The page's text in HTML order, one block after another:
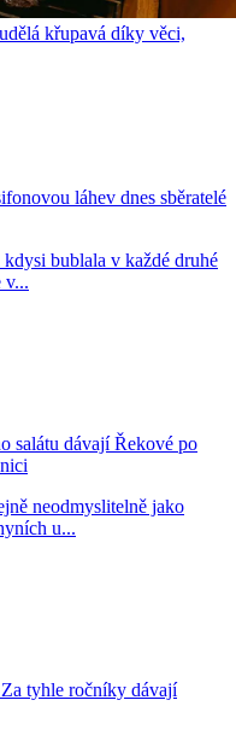
křupavá díky věci,
láhev dnes sběratelé
kdysi bublala v každé druhé
v...
salátu dávají Řekové po
neodmyslitelně jako
u...
Za tyhle ročníky dávají